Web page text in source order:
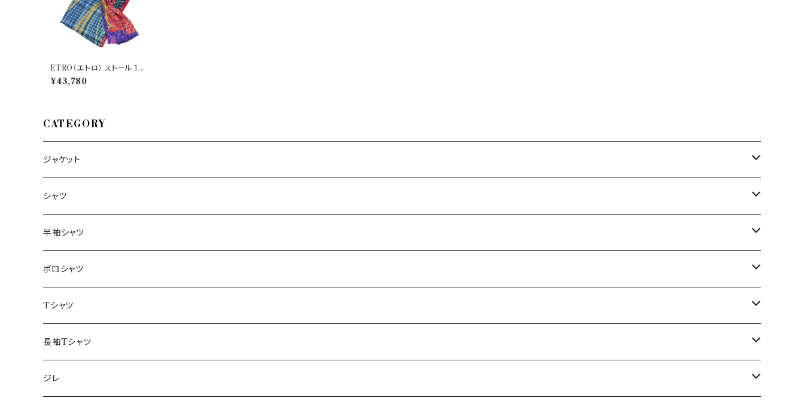
ETRO（エトロ） ストール 100
07 4011 30726
¥43,780
CATEGORY
ジャケット
～44/S
46/M
48/L
50/XL～
シャツ
～44/S
46/M
48/L
50/XL～
半袖シャツ
～44/S
46/M
48/L
50/XL～
ポロシャツ
～44/S
46/M
48/L
Tシャツ
～44/S
46/M
長袖Tシャツ
～44/S
ジレ